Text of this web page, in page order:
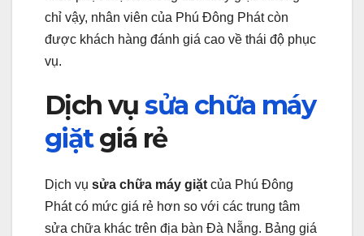
chỉ vậy, nhân viên của Phú Đông Phát còn
được khách hàng đánh giá cao về thái độ phục
vụ.
Dịch vụsửa chữa máy
giặtgiá rẻ
Dịch vụ sửa chữa máy giặt của Phú Đông
Phát có mức giá rẻ hơn so với các trung tâm
sửa chữa khác trên địa bàn Đà Nẵng. Bảng giá